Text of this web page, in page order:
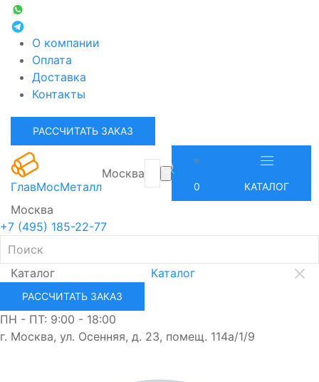
О компании
Оплата
Доставка
Контакты
РАССЧИТАТЬ ЗАКАЗ
ГлавМосМеталл
Москва
0 КАТАЛОГ
Москва
+7 (495) 185-22-77
Каталог Каталог
РАССЧИТАТЬ ЗАКАЗ
ПН - ПТ: 9:00 - 18:00
г. Москва, ул. Осенняя, д. 23, помещ. 114а/1/9